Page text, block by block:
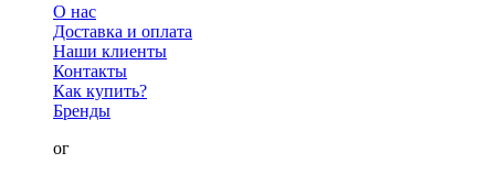
О нас
Доставка и оплата
Наши клиенты
Контакты
Как купить?
Бренды
Каталог